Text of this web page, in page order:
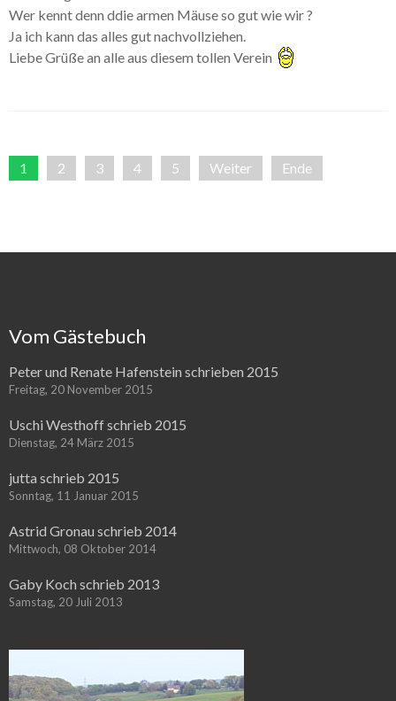
Wer kennt denn ddie armen Mäuse so gut wie wir ?
Ja ich kann das alles gut nachvollziehen.
Liebe Grüße an alle aus diesem tollen Verein
1 2 3 4 5 Weiter Ende
Vom Gästebuch
Peter und Renate Hafenstein schrieben 2015
Freitag, 20 November 2015
Uschi Westhoff schrieb 2015
Dienstag, 24 März 2015
jutta schrieb 2015
Sonntag, 11 Januar 2015
Astrid Gronau schrieb 2014
Mittwoch, 08 Oktober 2014
Gaby Koch schrieb 2013
Samstag, 20 Juli 2013